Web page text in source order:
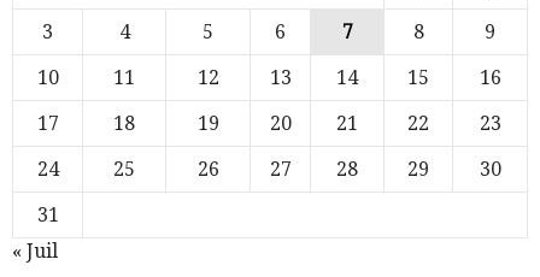
3
4 5 6 7 8
9
10
11 12 13 14 15
16
17
18 19 20 21 22
23
24
25 26 27 28 29
30
31
« Juil